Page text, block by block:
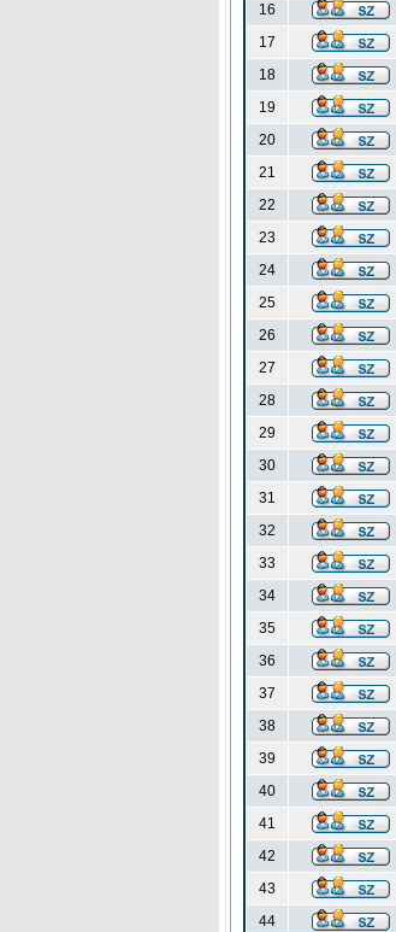
16
17
18
19
20
21
22
23
24
25
26
27
28
29
30
31
32
33
34
35
36
37
38
39
40
41
42
43
44